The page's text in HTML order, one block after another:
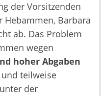
der Vorsitzenden
Hebammen, Barbara
ab. Das Problem
wegen
hoher Abgaben
teilweise
der